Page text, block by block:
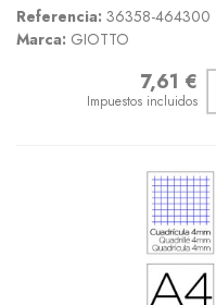
Referencia: 36358-464300
Marca: GIOTTO
7,61 €
Impuestos incluidos